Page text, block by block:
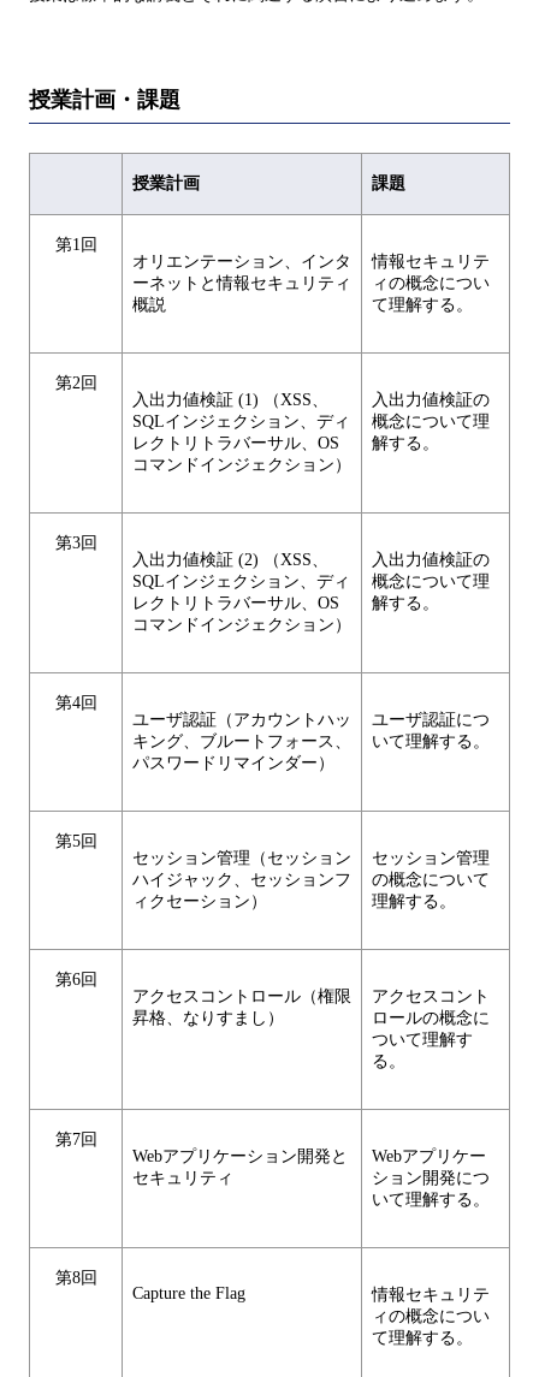
授業計画・課題
授業計画 課題
第1回
オリエンテーション、インタ
ーネットと情報セキュリティ
概説
情報セキュリテ
ィの概念につい
て理解する。
第2回
入出力値検証 (1) （XSS、
SQLインジェクション、ディ
レクトリトラバーサル、OS
コマンドインジェクション）
入出力値検証の
概念について理
解する。
第3回
入出力値検証 (2) （XSS、
SQLインジェクション、ディ
レクトリトラバーサル、OS
コマンドインジェクション）
入出力値検証の
概念について理
解する。
第4回
ユーザ認証（アカウントハッ
キング、ブルートフォース、
パスワードリマインダー）
ユーザ認証につ
いて理解する。
第5回
セッション管理（セッション
ハイジャック、セッションフ
ィクセーション）
セッション管理
の概念について
理解する。
第6回
アクセスコントロール（権限
昇格、なりすまし）
アクセスコント
ロールの概念に
ついて理解す
る。
第7回
Webアプリケーション開発と
セキュリティ
Webアプリケー
ション開発につ
いて理解する。
第8回
Capture the Flag
情報セキュリテ
ィの概念につい
て理解する。